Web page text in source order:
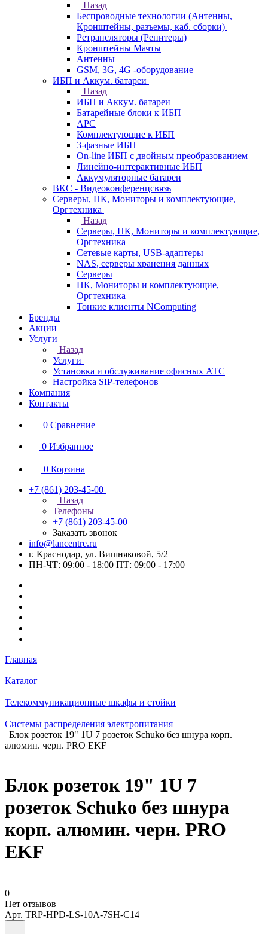
Назад
Беспроводные технологии (Антенны,
Кронштейны, разъемы, каб. сборки)
Ретрансляторы (Репитеры)
Кронштейны Мачты
Антенны
GSM, 3G, 4G -оборудование
ИБП и Аккум. батареи
Назад
ИБП и Аккум. батареи
Батарейные блоки к ИБП
APC
Комплектующие к ИБП
3-фазные ИБП
On-line ИБП с двойным преобразованием
Линейно-интерактивные ИБП
Аккумуляторные батареи
ВКС - Видеоконференцсвязь
Серверы, ПК, Мониторы и комплектующие,
Оргтехника
Назад
Серверы, ПК, Мониторы и комплектующие,
Оргтехника
Сетевые карты, USB-адаптеры
NAS, серверы хранения данных
Серверы
ПК, Мониторы и комплектующие,
Оргтехника
Тонкие клиенты NComputing
Бренды
Акции
Услуги
Назад
Услуги
Установка и обслуживание офисных АТС
Настройка SIP-телефонов
Компания
Контакты
0 Сравнение
0 Избранное
0 Корзина
+7 (861) 203-45-00
Назад
Телефоны
+7 (861) 203-45-00
Заказать звонок
info@lancentre.ru
г. Краснодар, ул. Вишняковой, 5/2
ПН-ЧТ: 09:00 - 18:00 ПТ: 09:00 - 17:00
Главная
Каталог
Телекоммуникационные шкафы и стойки
Системы распределения электропитания
Блок розеток 19" 1U 7 розеток Schuko без шнура корп.
алюмин. черн. PRO EKF
Блок розеток 19" 1U 7
розеток Schuko без шнура
корп. алюмин. черн. PRO
EKF
0
Нет отзывов
Арт. TRP-HPD-LS-10A-7SH-C14